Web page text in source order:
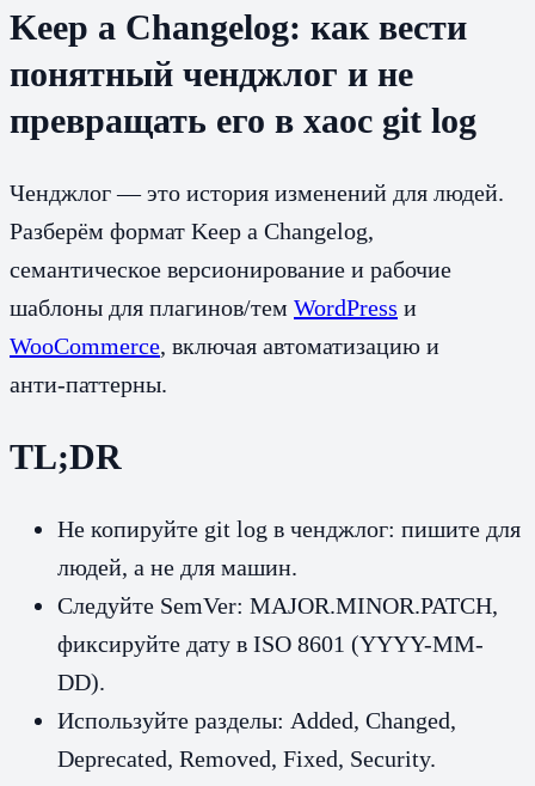
Keep a Changelog: как вести
понятный ченджлог и не
превращать его в хаос git log
Ченджлог — это история изменений для людей.
Разберём формат Keep a Changelog,
семантическое версионирование и рабочие
шаблоны для плагинов/тем WordPress и
WooCommerce, включая автоматизацию и
анти‑паттерны.
TL;DR
Не копируйте git log в ченджлог: пишите для
людей, а не для машин.
Следуйте SemVer: MAJOR.MINOR.PATCH,
фиксируйте дату в ISO 8601 (YYYY-MM-
DD).
Используйте разделы: Added, Changed,
Deprecated, Removed, Fixed, Security.